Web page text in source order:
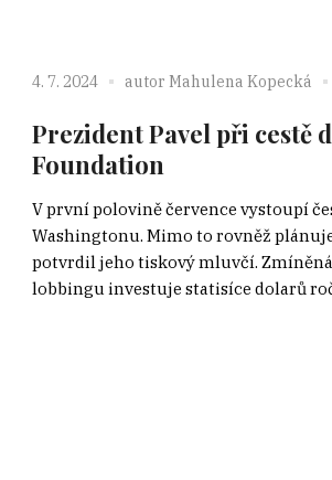
4. 7. 2024 autor Mahulena Kopecká
Prezident Pavel při cestě
Foundation
V první polovině července vystoupí
Washingtonu. Mimo to rovněž
potvrdil jeho tiskový mluvčí.
lobbingu investuje statisíce dolarů